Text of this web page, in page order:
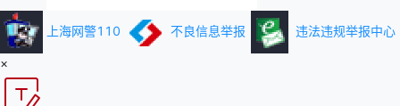
上海网警110 不良信息举报 违法违规举报中心
×